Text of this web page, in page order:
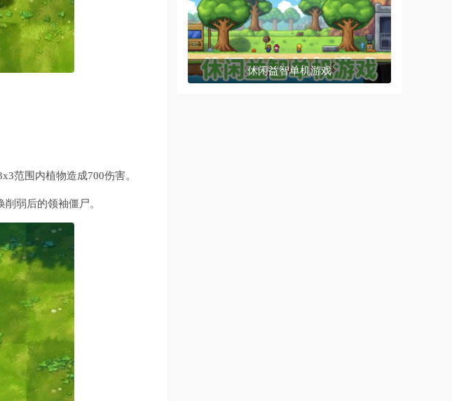
范围内植物造成700伤害。
弱后的领袖僵尸。
休闲益智单机游戏